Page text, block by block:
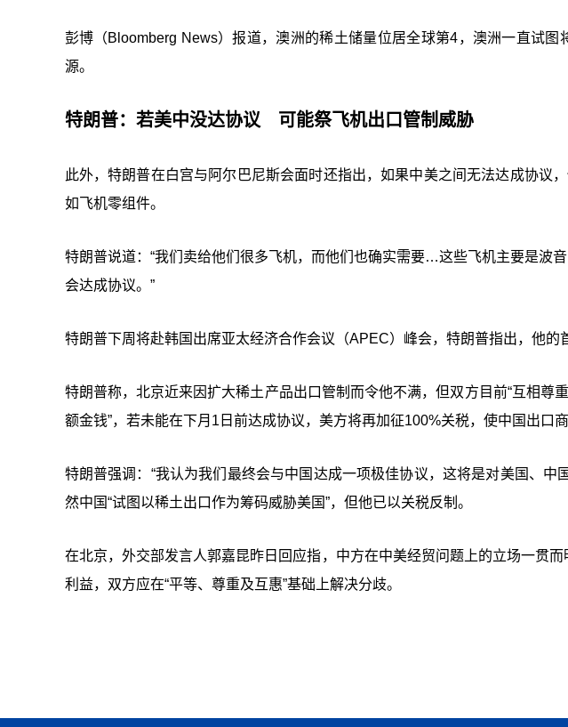
彭博（Bloomberg News）报道，澳洲的稀土储量位居全球第4，澳洲一直试
源。
特朗普： 若美中没达协议 可能祭飞机出口管制威胁
此外，特朗普在白宫与阿尔巴尼斯会面时还指出，如果中美之间无法达成协议
如飞机零组件。
特朗普说道：“我们卖给他们很多飞机，而他们也确实需要…这些飞机主要是波
会达成协议。”
特朗普下周将赴韩国出席亚太经济合作会议（APEC）峰会，特朗普指出，他的
特朗普称，北京近来因扩大稀土产品出口管制而令他不满，但双方目前“互相尊
额金钱”，若未能在下月1日前达成协议，美方将再加征100%关税，使中国出口
特朗普强调：“我认为我们最终会与中国达成一项极佳协议，这将是对美国、中
然中国“试图以稀土出口作为筹码威胁美国”，但他已以关税反制。
在北京，外交部发言人郭嘉昆昨日回应指，中方在中美经贸问题上的立场一贯
利益，双方应在“平等、尊重及互惠”基础上解决分歧。